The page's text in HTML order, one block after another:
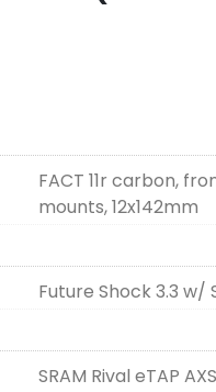
FACT 11r carbon,
mounts, 12x142mm
Future Shock 3.3
SRAM Rival eTAP